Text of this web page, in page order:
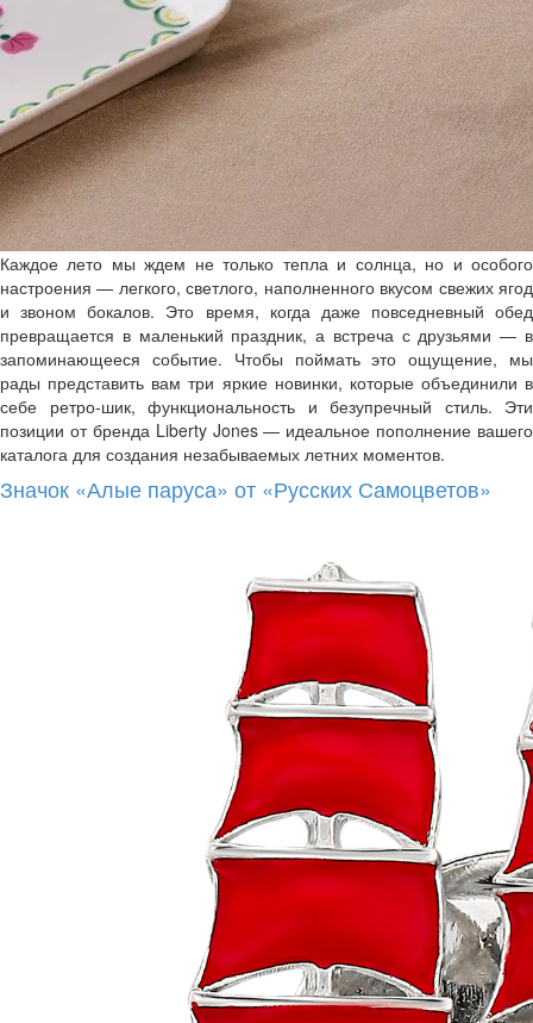
Каждое лето мы ждем не только тепла и солнца, но и особого
настроения — легкого, светлого, наполненного вкусом свежих ягод
и звоном бокалов. Это время, когда даже повседневный обед
превращается в маленький праздник, а встреча с друзьями — в
запоминающееся событие. Чтобы поймать это ощущение, мы
рады представить вам три яркие новинки, которые объединили в
себе ретро-шик, функциональность и безупречный стиль. Эти
позиции от бренда Liberty Jones — идеальное пополнение вашего
каталога для создания незабываемых летних моментов.
Значок «Алые паруса» от «Русских Самоцветов»